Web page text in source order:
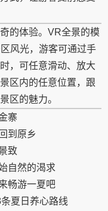
的体验。VR全景的模
风光，游客可通过手
，可任意滑动、放大
区内的任意位置，跟
区的魅力。
寨
到原乡
致
自然的渴求
畅游一夏吧
夏日养心路线